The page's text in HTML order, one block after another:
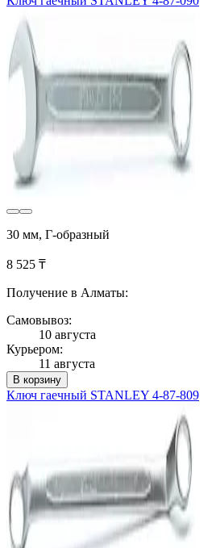
30 мм, Г-образный
8 525 ₸
Получение в Алматы:
Самовывоз:
10 августа
Курьером:
11 августа
В корзину
Ключ гаечный STANLEY 4-87-809